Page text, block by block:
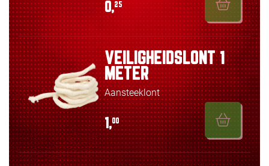
0,25
VEILIGHEIDSLONT 1
METER
Aansteeklont
1,00